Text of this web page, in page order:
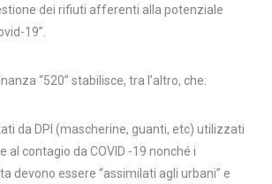
dei rifiuti afferenti alla potenziale
19”.
“520” stabilisce, tra l’altro, che:
da DPI (mascherine, guanti, etc) utilizzati
al contagio da COVID -19 nonché i
devono essere “assimilati agli urbani” e